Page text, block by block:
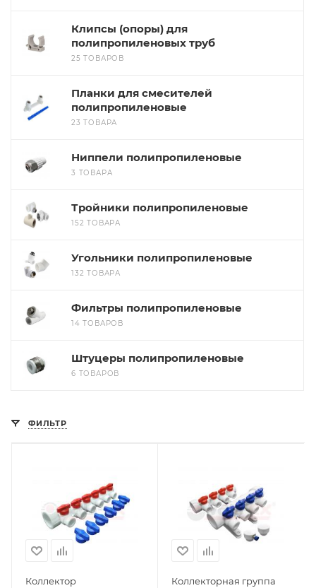
Клипсы (опоры) для
полипропиленовых труб
25 ТОВАРОВ
Планки для смесителей
полипропиленовые
23 ТОВАРА
Ниппели полипропиленовые
3 ТОВАРА
Тройники полипропиленовые
152 ТОВАРА
Угольники полипропиленовые
132 ТОВАРА
Фильтры полипропиленовые
14 ТОВАРОВ
Штуцеры полипропиленовые
6 ТОВАРОВ
ФИЛЬТР
Коллектор
Коллекторная группа